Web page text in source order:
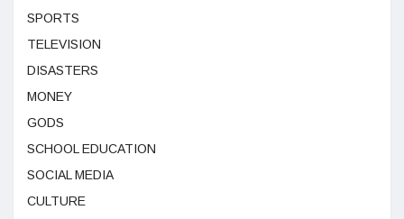
SPORTS
TELEVISION
DISASTERS
MONEY
GODS
SCHOOL EDUCATION
SOCIAL MEDIA
CULTURE